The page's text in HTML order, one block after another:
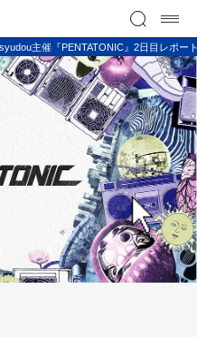
syudou主催『PENTATONIC』2日目レポ